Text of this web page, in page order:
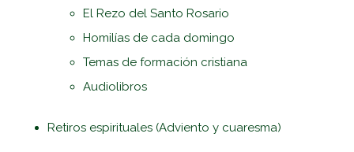
El Rezo del Santo Rosario
Homilías de cada domingo
Temas de formación cristiana
Audiolibros
Retiros espirituales (Adviento y cuaresma)